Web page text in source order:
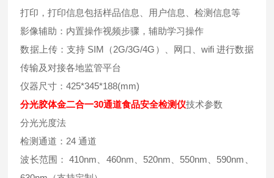
打印，打印信息包括样品信息、用户信息、检测信息等
影像辅助：内置操作视频步骤，辅助学习操作
数据上传：支持 SIM（2G/3G/4G）、网口、wifi 进行数据
传输及对接各地监管平台
仪器尺寸：425*345*188(mm)
分光胶体金二合一30通道食品安全检测仪技术参数
分光光度法
检测通道：24 通道
波长范围： 410nm、460nm、520nm、550nm、590nm、